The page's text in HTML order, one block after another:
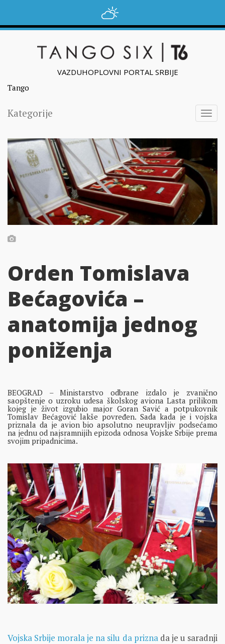
VAZDUHOPLOVNI PORTAL SRBIJE
Tango
Kategorije
Orden Tomislava
Bećagovića –
anatomija jednog
poniženja
BEOGRAD – Ministarstvo odbrane izdalo je zvanično
saopštenje o uzroku udesa školskog aviona Lasta prilikom
kojeg je život izgubio major Goran Savić a potpukovnik
Tomislav Bećagović lakše povređen. Sada kada je i vojska
priznala da je avion bio apsolutno neupravljiv podsećamo
na jednu od najsramnijih epizoda odnosa Vojske Srbije prema
svojim pripadnicima.
Vojska Srbije morala je na silu da priznada je u saradnji